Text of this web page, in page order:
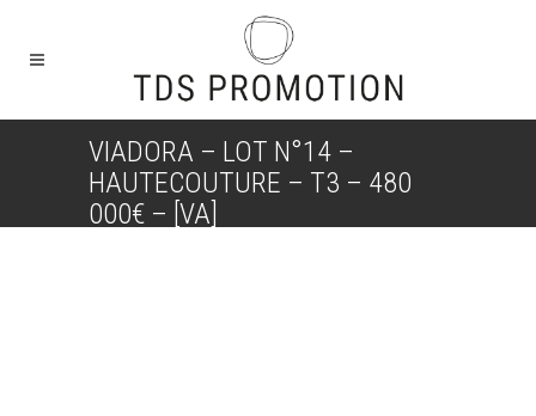
VIADORA – LOT N°14 –
HAUTECOUTURE – T3 – 480
000€ – [VA]